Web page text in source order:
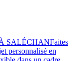
SALÉCHANFaites
personnalisé en